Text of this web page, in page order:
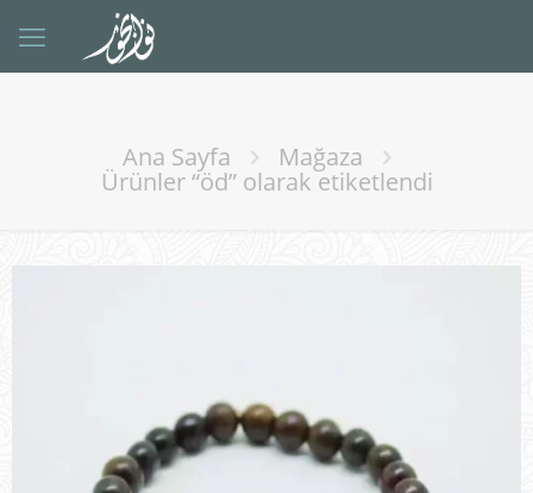
Ana Sayfa Mağaza
Ürünler “öd” olarak etiketlendi